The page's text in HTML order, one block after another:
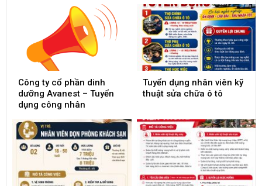
Công ty cổ phần dinh
dưỡng Avanest – Tuyển
dụng công nhân
Tuyển dụng nhân viên kỹ
thuật sửa chữa ô tô